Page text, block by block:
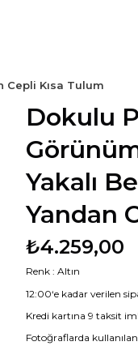
Cepli Kısa Tulum
Dokulu
Yakalı
Yandan
₺4.259,00
Renk : Altın
12:00‘e kadar verilen
Kredi kartına 9 taksit
Fotoğraflarda